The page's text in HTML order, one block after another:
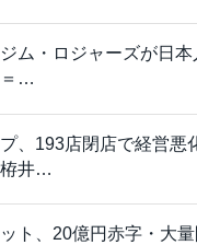
ム・ロジャーズが日
＝…
、193店閉店で経営
栫井…
ト、20億円赤字・大